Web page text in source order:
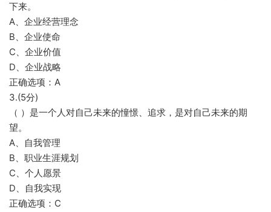
下来。
A、企业经营理念
B、企业使命
C、企业价值
D、企业战略
正确选项：A
3.(5分)
（ ）是一个人对自己未来的憧憬、追求，是对自己未来的期
望。
A、自我管理
B、职业生涯规划
C、个人愿景
D、自我实现
正确选项：C